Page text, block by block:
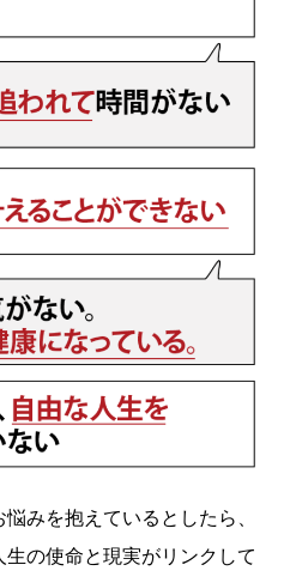
みを抱えているとしたら、
の使命と現実がリンクして